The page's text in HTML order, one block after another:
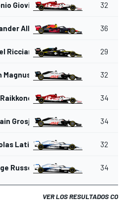
Giovinazzi 32
Albon 36
Ricciardo 29
Magnussen 32
34
Grosjean 34
Latifi 32
Russell 34
VER LOS RESULTADOS